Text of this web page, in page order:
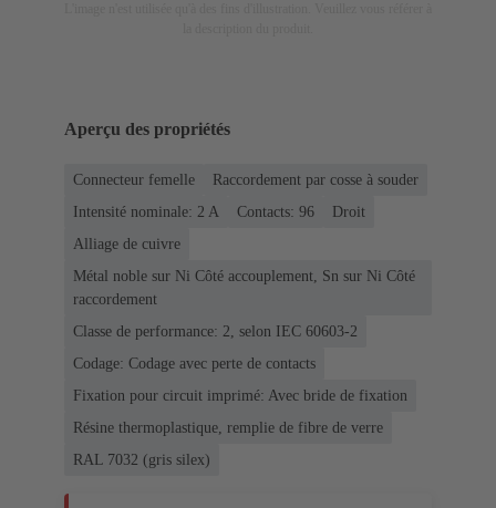
Aperçu des propriétés
Connecteur femelle
Raccordement par cosse à souder
Intensité nominale: ‌2 A
Contacts: 96
Droit
Alliage de cuivre
Métal noble sur Ni Côté accouplement, Sn sur Ni Côté
raccordement
Classe de performance: 2, selon IEC 60603-2
Codage: Codage avec perte de contacts
Fixation pour circuit imprimé: Avec bride de fixation
Résine thermoplastique, remplie de fibre de verre
RAL 7032 (gris silex)